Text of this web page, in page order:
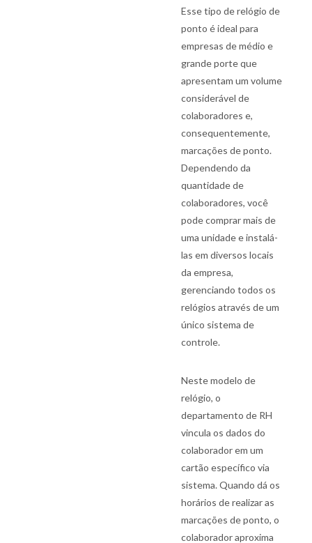
Esse tipo de relógio de
ponto é ideal para
empresas de médio e
grande porte que
apresentam um volume
considerável de
colaboradores e,
consequentemente,
marcações de ponto.
Dependendo da
quantidade de
colaboradores, você
pode comprar mais de
uma unidade e instalá-
las em diversos locais
da empresa,
gerenciando todos os
relógios através de um
único sistema de
controle.
Neste modelo de
relógio, o
departamento de RH
vincula os dados do
colaborador em um
cartão específico via
sistema. Quando dá os
horários de realizar as
marcações de ponto, o
colaborador aproxima